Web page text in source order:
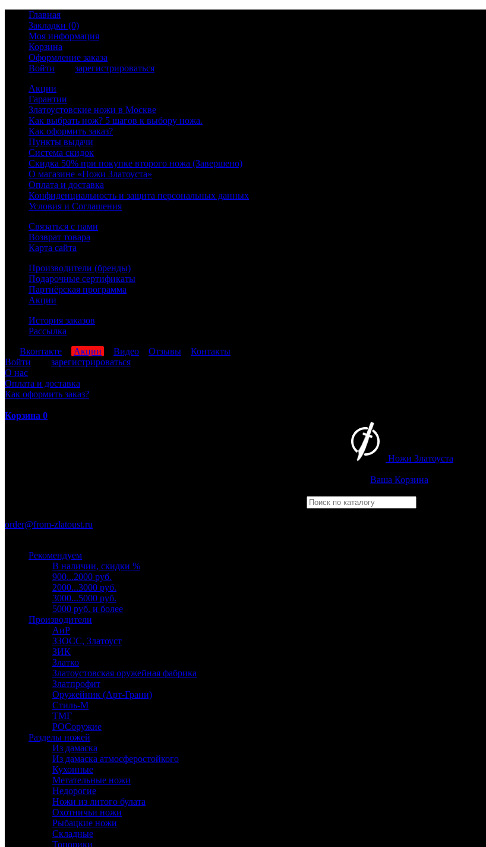
Главная
Закладки (0)
Моя информация
Корзина
Оформление заказа
Войти
зарегистрироваться
Акции
Гарантии
Златоустовские ножи в Москве
Как выбрать нож? 5 шагов к выбору ножа.
Как оформить заказ?
Пункты выдачи
Система скидок
Скидка 50% при покупке второго ножа (Завершено)
О магазине «Ножи Златоуста»
Оплата и доставка
Конфиденциальность и защита персональных данных
Условия и Соглашения
Связаться с нами
Возврат товара
Карта сайта
Производители (бренды)
Подарочные сертификаты
Партнёрская программа
Акции
История заказов
Рассылка
Вконтакте Акции Видео Отзывы
Контакты
Войти
зарегистрироваться
О нас
Оплата и доставка
Как оформить заказ?
Корзина 0
Ножи Златоуста
Ваша Корзина
order@from-zlatoust.ru
Рекомендуем
В наличии, скидки %
900...2000 руб.
2000...3000 руб.
3000...5000 руб.
5000 руб. и более
Производители
АиР
ЗЗОСС, Златоуст
ЗИК
Златко
Златоустовская оружейная фабрика
Златпрофит
Оружейник (Арт-Грани)
Стиль-М
ТМГ
РОСоружие
Разделы ножей
Из дамаска
Из дамаска атмосферостойкого
Кухонные
Метательные ножи
Недорогие
Ножи из литого булата
Охотничьи ножи
Рыбацкие ножи
Складные
Топорики